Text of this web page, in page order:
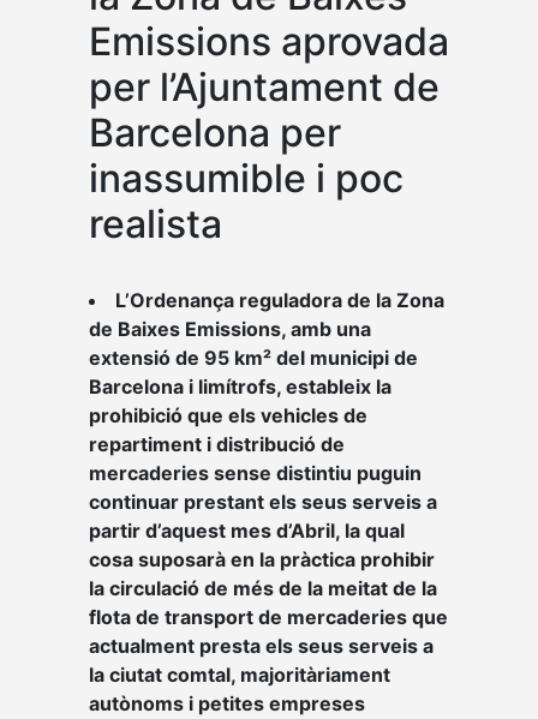
Emissions aprovada
per l’Ajuntament de
Barcelona per
inassumible i poc
realista
L’Ordenança reguladora de la Zona
de Baixes Emissions, amb una
extensió de 95 km² del municipi de
Barcelona i limítrofs, estableix la
prohibició que els vehicles de
repartiment i distribució de
mercaderies sense distintiu puguin
continuar prestant els seus serveis a
partir d’aquest mes d’Abril, la qual
cosa suposarà en la pràctica prohibir
la circulació de més de la meitat de la
flota de transport de mercaderies que
actualment presta els seus serveis a
la ciutat comtal, majoritàriament
autònoms i petites empreses